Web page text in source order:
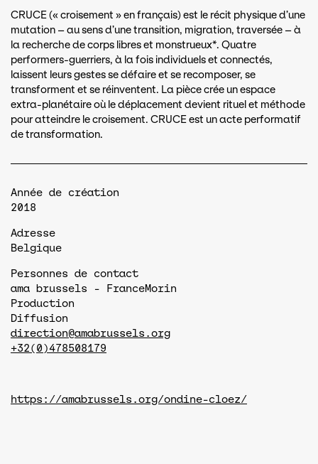
CRUCE (« croisement » en français) est le récit physique d’une
mutation – au sens d’une transition, migration, traversée – à
la recherche de corps libres et monstrueux*. Quatre
performers-guerriers, à la fois individuels et connectés,
laissent leurs gestes se défaire et se recomposer, se
transforment et se réinventent. La pièce crée un espace
extra-planétaire où le déplacement devient rituel et méthode
pour atteindre le croisement. CRUCE est un acte performatif
de transformation.
Année de création
2018
Adresse
Belgique
Personnes de contact
ama brussels - FranceMorin
Production
Diffusion
direction@amabrussels.org
+32(0)478508179
https://amabrussels.org/ondine-cloez/